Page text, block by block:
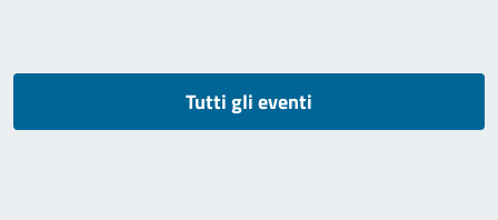
Tutti gli eventi